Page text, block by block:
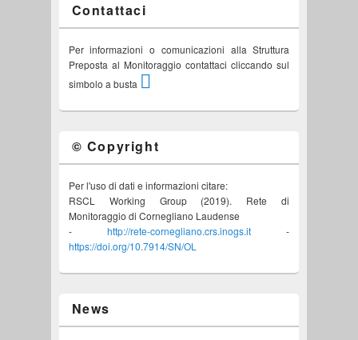
Contattaci
Per informazioni o comunicazioni alla Struttura
Preposta al Monitoraggio contattaci cliccando sul
simbolo a busta
© Copyright
Per l'uso di dati e informazioni citare:
RSCL Working Group (2019). Rete di
Monitoraggio di Cornegliano Laudense
- http://rete-cornegliano.crs.inogs.it -
https://doi.org/10.7914/SN/OL
News